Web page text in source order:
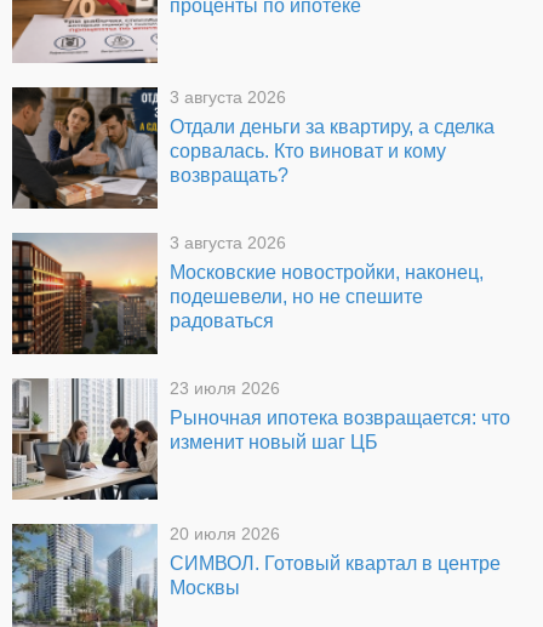
проценты по ипотеке
3 августа 2026
Отдали деньги за квартиру, а сделка
сорвалась. Кто виноват и кому
возвращать?
3 августа 2026
Московские новостройки, наконец,
подешевели, но не спешите
радоваться
23 июля 2026
Рыночная ипотека возвращается: что
изменит новый шаг ЦБ
20 июля 2026
СИМВОЛ. Готовый квартал в центре
Москвы